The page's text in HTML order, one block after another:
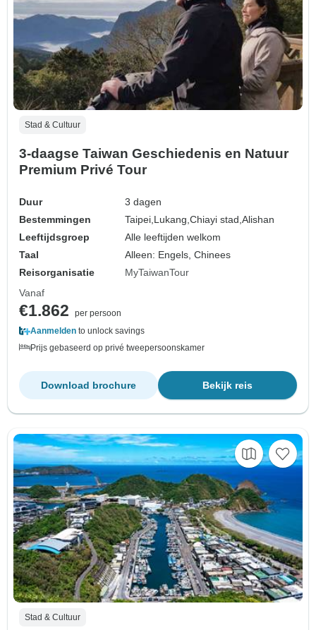
Stad & Cultuur
3-daagse Taiwan Geschiedenis en Natuur
Premium Privé Tour
Duur
3 dagen
Bestemmingen
Taipei, Lukang,Chiayi stad,Alishan
Leeftijdsgroep
Alle leeftijden welkom
Taal
Alleen: Engels, Chinees
Reisorganisatie
MyTaiwanTour
Vanaf
€1.862
per persoon
Aanmelden to unlock savings
Prijs gebaseerd op privé tweepersoonskamer
Bekijk reis
Download brochure
Stad & Cultuur